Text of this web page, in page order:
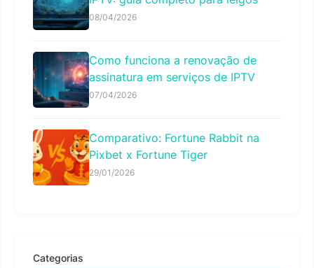
08/04/2026
Como funciona a renovação de
assinatura em serviços de IPTV
07/04/2026
Comparativo: Fortune Rabbit na
Pixbet x Fortune Tiger
29/01/2026
Categorias